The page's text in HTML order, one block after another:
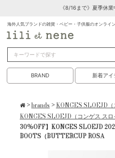
《8/16まで》夏季休
海外人気ブランドの雑貨・ベビー・子供服のオンライ
BRAND 新着アイ
>brands > KONGES SLOEJD（
KONGES SLOEJD（コンゲス スロ
30%OFF】KONGES SLOEJD
BOOTS（BUTTERCUP ROSA